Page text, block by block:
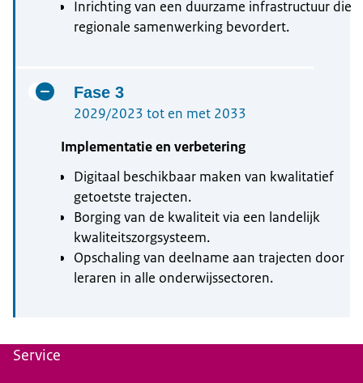
Inrichting van een duurzame infrastructuur die
regionale samenwerking bevordert.
Fase 3
2029/2023 tot en met 2033
Implementatie en verbetering
Digitaal beschikbaar maken van kwalitatief
getoetste trajecten.
Borging van de kwaliteit via een landelijk
kwaliteitszorgsysteem.
Opschaling van deelname aan trajecten door
leraren in alle onderwijssectoren.
Service